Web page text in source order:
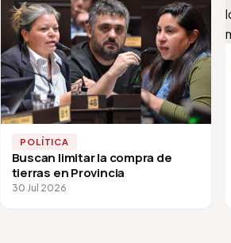
POLÍTICA
Buscan limitar la compra de
tierras en Provincia
30 Jul 2026